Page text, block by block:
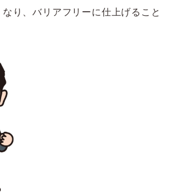
り、バリアフリーに仕上げること